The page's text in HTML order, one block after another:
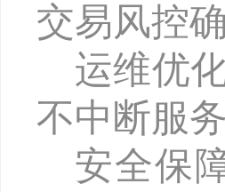
交易风控
运维优
不中断服务
安全保